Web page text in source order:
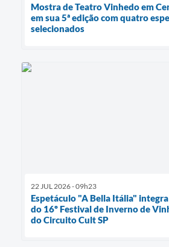
Mostra de Teatro Vinhedo em
em sua 5ª edição com quatro
selecionados
22 JUL 2026 - 09h23
Espetáculo "A Bella Itália"
do 16º Festival de Inverno de
do Circuito Cult SP